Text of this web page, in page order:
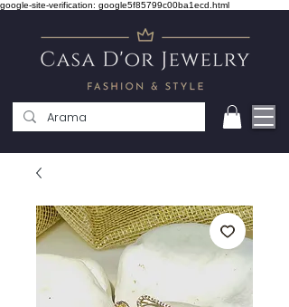
google-site-verification: google5f85799c00ba1ecd.html